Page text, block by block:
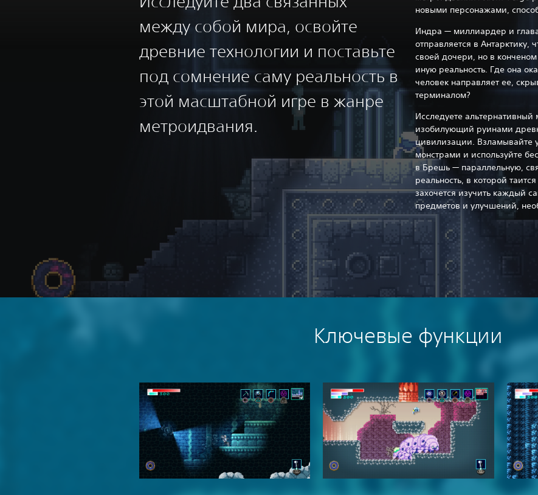
между собой мира, освойте
древние технологии и поставьте
под сомнение саму реальность в
этой масштабной игре в жанре
метроидвания.
новыми персонажами,
Индра — миллиардер и
отправляется в Антарктику,
своей дочери, но в
иную реальность. Где она
человек направляет ее,
терминалом?
Исследуете
изобилующий руинами
цивилизации. Взламывайте
монстрами и используйте
в Брешь — параллельную,
реальность, в которой
захочется изучить каждый
предметов и улучшений,
Ключевые функции